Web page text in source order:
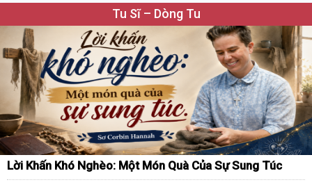
Tu Sĩ – Dòng Tu
Lời Khấn Khó Nghèo: Một Món Quà Của Sự Sung Túc